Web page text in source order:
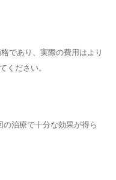
であり、実際の費用はより
ください。
の治療で十分な効果が得ら